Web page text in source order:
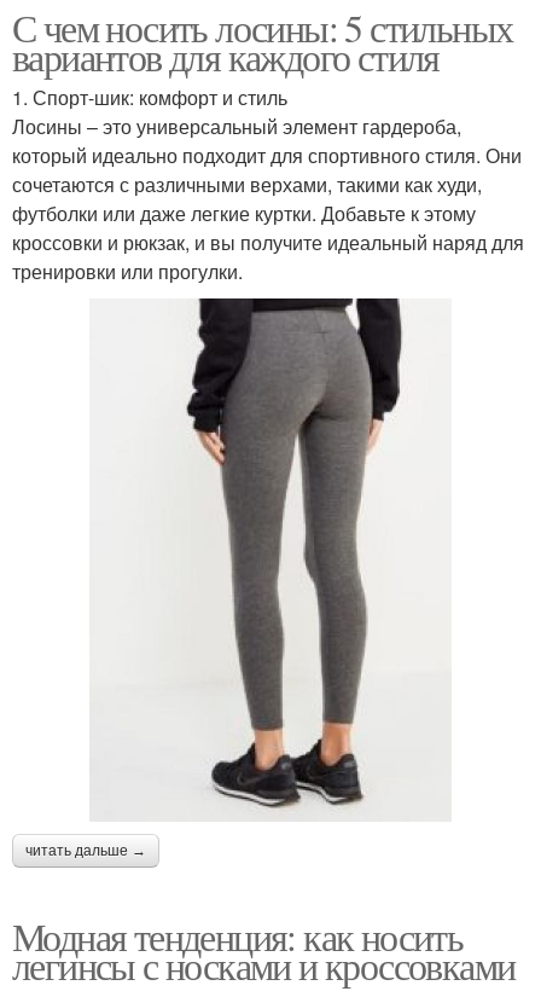
С чем носить лосины: 5 стильных
вариантов для каждого стиля
1. Спорт-шик: комфорт и стиль
Лосины – это универсальный элемент гардероба,
который идеально подходит для спортивного стиля. Они
сочетаются с различными верхами, такими как худи,
футболки или даже легкие куртки. Добавьте к этому
кроссовки и рюкзак, и вы получите идеальный наряд для
тренировки или прогулки.
читать дальше →
Модная тенденция: как носить
легинсы с носками и кроссовками